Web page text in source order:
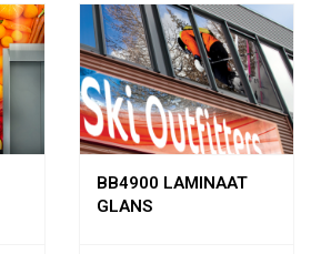
BB4900 LAMINAAT
GLANS